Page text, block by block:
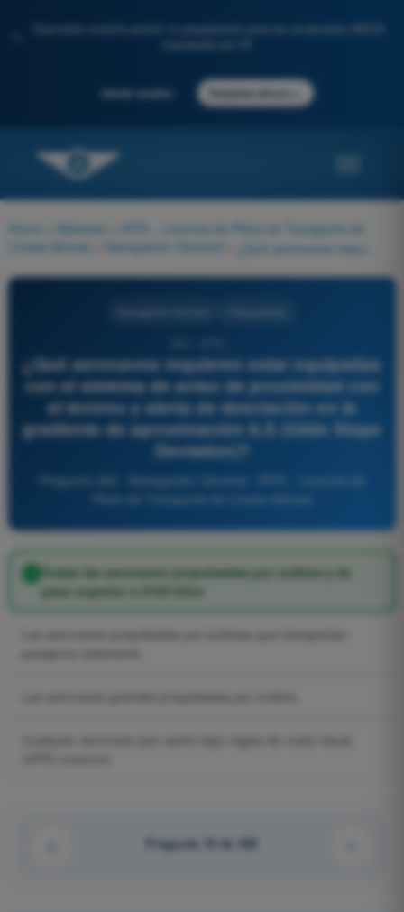
Descubre nuestro portal: tu preparación para los exámenes AESA
Iniciar sesión Empieza ahora
Home Materias
ATPL - Licencia de Piloto de Transporte de
Líneas Aéreas
Navegación General
¿Qué aeronaves requieren estar equipadas
con el sistema de aviso de proximidad con
el terreno y alerta de desviación en la
gradiente de aproximación ILS (Gilde Slope
Deviation)?
Pregunta 350 - Navegación General - ATPL - Licencia de
Todas las aeronaves propulsadas por turbina y de
peso superior a 5700 kilos
Pregunta 19 de 428